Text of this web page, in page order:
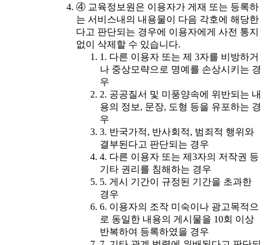
④ 교육정보원은 이용자가 게재 또는 등록하
는 서비스내의 내용물이 다음 각호에 해당한
다고 판단되는 경우에 이용자에게 사전 통지
없이 삭제할 수 있습니다.
1. 다른 이용자 또는 제 3자를 비방하거
나 중상모략으로 명예를 손상시키는 경
우
2. 공공질서 및 미풍양속에 위반되는 내
용의 정보, 문장, 도형 등을 유포하는 경
우
3. 반국가적, 반사회적, 범죄적 행위와
결부된다고 판단되는 경우
4. 다른 이용자 또는 제3자의 저작권 등
기타 권리를 침해하는 경우
5. 게시 기간이 규정된 기간을 초과한
경우
6. 이용자의 조작 미숙이나 광고목적으
로 동일한 내용의 게시물을 10회 이상
반복하여 등록하였을 경우